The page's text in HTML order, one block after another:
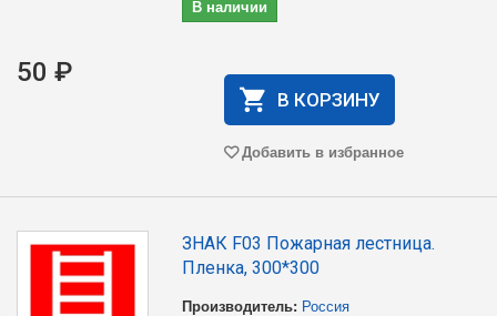
В наличии
50 ₽
В КОРЗИНУ
Добавить в избранное
ЗНАК F03 Пожарная лестница.
Пленка, 300*300
Производитель: Россия